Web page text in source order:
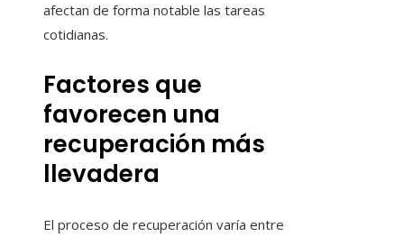
afectan de forma notable las tareas
cotidianas.
Factores que
favorecen una
recuperación más
llevadera
El proceso de recuperación varía entre